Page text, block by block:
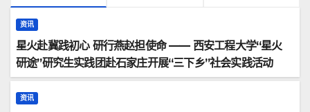
资讯
星火赴冀践初心 研行燕赵担使命 —— 西安工程大学“星火
研途”研究生实践团赴石家庄开展“三下乡”社会实践活动
资讯